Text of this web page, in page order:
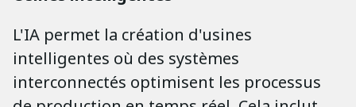
L'IA permet la création d'usines
intelligentes où des systèmes
interconnectés optimisent les processus